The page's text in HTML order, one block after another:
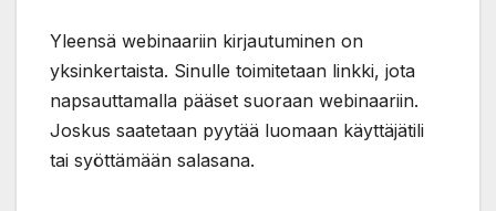
Yleensä webinaariin kirjautuminen on
yksinkertaista. Sinulle toimitetaan linkki, jota
napsauttamalla pääset suoraan webinaariin.
Joskus saatetaan pyytää luomaan käyttäjätili
tai syöttämään salasana.